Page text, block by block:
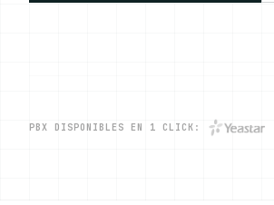
PBX DISPONIBLES EN 1 CLICK: